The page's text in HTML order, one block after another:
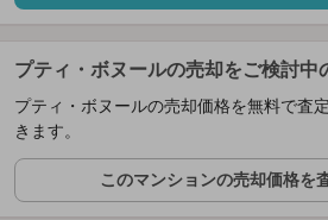
プティ・ボヌールの売却をご検討中
プティ・ボヌールの売却価格を無料で査
きます。
このマンションの売却価格を査